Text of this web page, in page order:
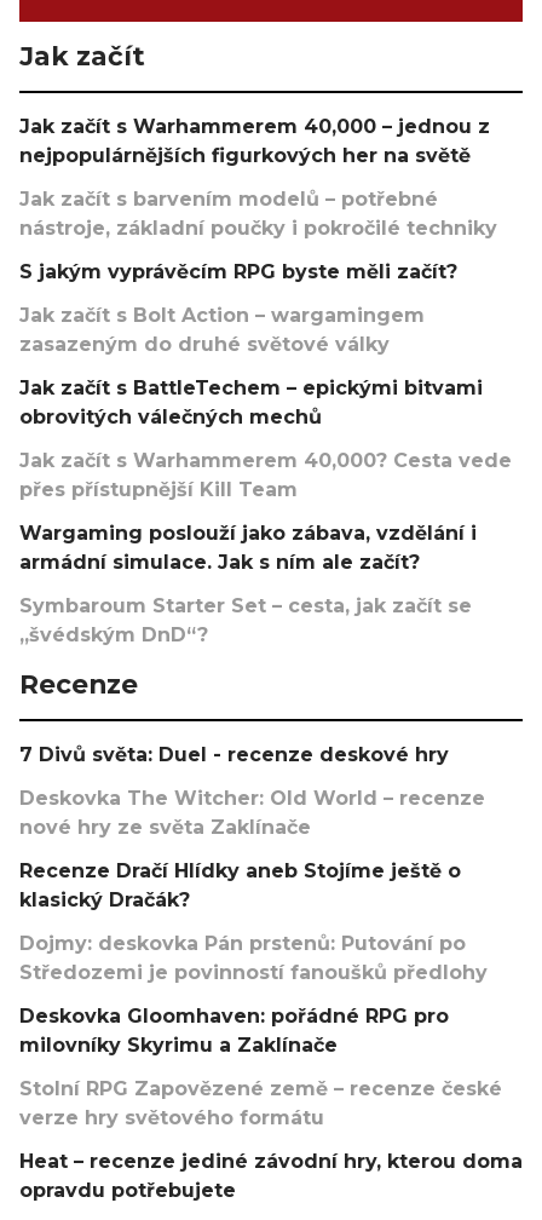
Jak začít
Jak začít s Warhammerem 40,000 – jednou z
nejpopulárnějších figurkových her na světě
Jak začít s barvením modelů – potřebné
nástroje, základní poučky i pokročilé techniky
S jakým vyprávěcím RPG byste měli začít?
Jak začít s Bolt Action – wargamingem
zasazeným do druhé světové války
Jak začít s BattleTechem – epickými bitvami
obrovitých válečných mechů
Jak začít s Warhammerem 40,000? Cesta vede
přes přístupnější Kill Team
Wargaming poslouží jako zábava, vzdělání i
armádní simulace. Jak s ním ale začít?
Symbaroum Starter Set – cesta, jak začít se
„švédským DnD“?
Recenze
7 Divů světa: Duel - recenze deskové hry
Deskovka The Witcher: Old World – recenze
nové hry ze světa Zaklínače
Recenze Dračí Hlídky aneb Stojíme ještě o
klasický Dračák?
Dojmy: deskovka Pán prstenů: Putování po
Středozemi je povinností fanoušků předlohy
Deskovka Gloomhaven: pořádné RPG pro
milovníky Skyrimu a Zaklínače
Stolní RPG Zapovězené země – recenze české
verze hry světového formátu
Heat – recenze jediné závodní hry, kterou doma
opravdu potřebujete